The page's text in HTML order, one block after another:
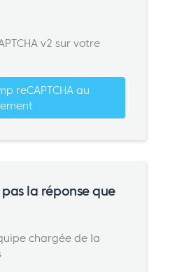
v2 sur votre
reCAPTCHA au
la réponse que
chargée de la